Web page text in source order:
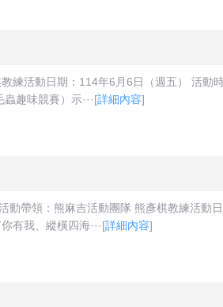
練活動日期：114年6月6日（週五） 活動
趣味競賽）示···[詳細內容]
帶領：熊麻吉活動團隊 熊彥棋教練活動
有我、縱橫四海···[詳細內容]